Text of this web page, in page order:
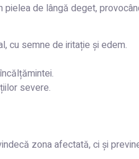
pielea de lângă deget,
cu semne de iritație și edem.
severe.
zona afectată, ci și